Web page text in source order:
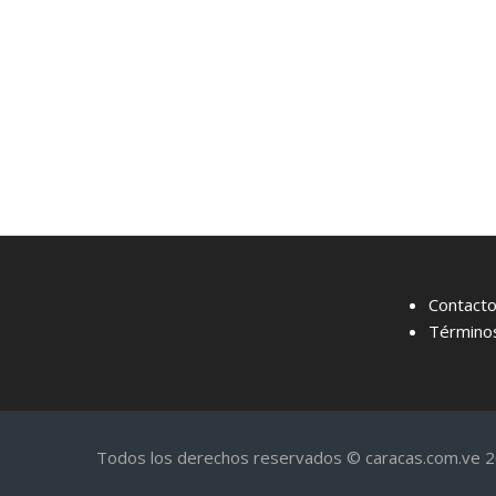
Contacto
Todos los derechos reservados © caracas.com.ve